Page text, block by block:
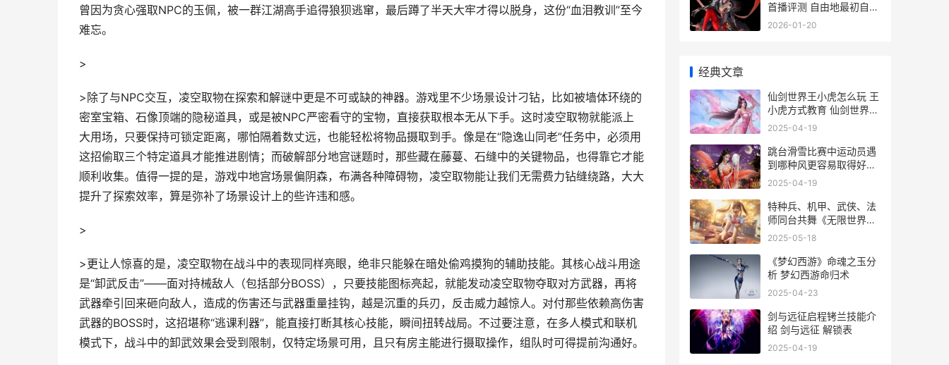
曾因为贪心强取NPC的玉佩，被一群江湖高手追得狼狈逃窜，最后蹲了半天大牢才得以脱身，这份“血泪教训”至今
难忘。
>
>除了与NPC交互，凌空取物在探索和解谜中更是不可或缺的神器。游戏里不少场景设计刁钻，比如被墙体环绕的
密室宝箱、石像顶端的隐秘道具，或是被NPC严密看守的宝物，直接获取根本无从下手。这时凌空取物就能派上
大用场，只要保持可锁定距离，哪怕隔着数丈远，也能轻松将物品摄取到手。像是在“隐逸山同老”任务中，必须用
这招偷取三个特定道具才能推进剧情；而破解部分地宫谜题时，那些藏在藤蔓、石缝中的关键物品，也得靠它才能
顺利收集。值得一提的是，游戏中地宫场景偏阴森，布满各种障碍物，凌空取物能让我们无需费力钻缝绕路，大大
提升了探索效率，算是弥补了场景设计上的些许违和感。
>
>更让人惊喜的是，凌空取物在战斗中的表现同样亮眼，绝非只能躲在暗处偷鸡摸狗的辅助技能。其核心战斗用途
是“卸武反击”——面对持械敌人（包括部分BOSS），只要技能图标亮起，就能发动凌空取物夺取对方武器，再将
武器牵引回来砸向敌人，造成的伤害还与武器重量挂钩，越是沉重的兵刃，反击威力越惊人。对付那些依赖高伤害
武器的BOSS时，这招堪称“逃课利器”，能直接打断其核心技能，瞬间扭转战局。不过要注意，在多人模式和联机
模式下，战斗中的卸武效果会受到限制，仅特定场景可用，且只有房主能进行摄取操作，组队时可得提前沟通好。
首播评测 自由地最初自己
有趣的旅程 七王国的骑士
2026-01-20
经典文章
仙剑世界王小虎怎么玩 王
小虎方式教育 仙剑世界王
小虎带什么御灵
2025-04-19
跳台滑雪比赛中运动员遇
到哪种风更容易取得好成
绩 蚂蚁庄园2月16答案早
庄园
2025-04-19
特种兵、机甲、武侠、法
师同台共舞《无限世界》
特种兵机甲拼图的样子
2025-05-18
《梦幻西游》命魂之玉分
析 梦幻西游命归术
2025-04-23
剑与远征启程铐兰技能介
绍 剑与远征 解锁表
2025-04-19